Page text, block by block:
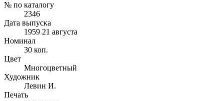
№ по каталогу
2346
Дата выпуска
1959 21 августа
Номинал
30 коп.
Цвет
Многоцветный
Художник
Левин И.
Печать